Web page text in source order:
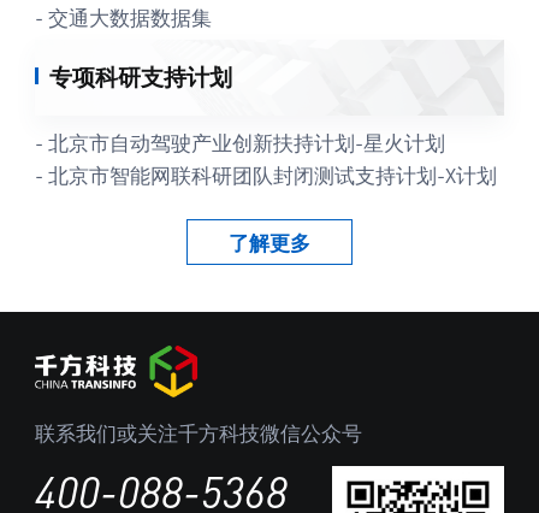
- 交通大数据数据集
专项科研支持计划
- 北京市自动驾驶产业创新扶持计划-星火计划
- 北京市智能网联科研团队封闭测试支持计划-X计划
了解更多
联系我们或关注千方科技微信公众号
400-088-5368